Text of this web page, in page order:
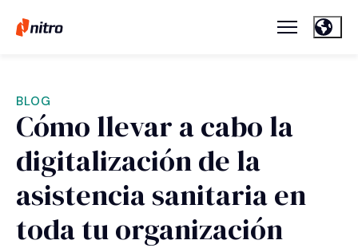
BLOG
Cómo llevar a cabo la
digitalización de la
asistencia sanitaria en
toda tu organización